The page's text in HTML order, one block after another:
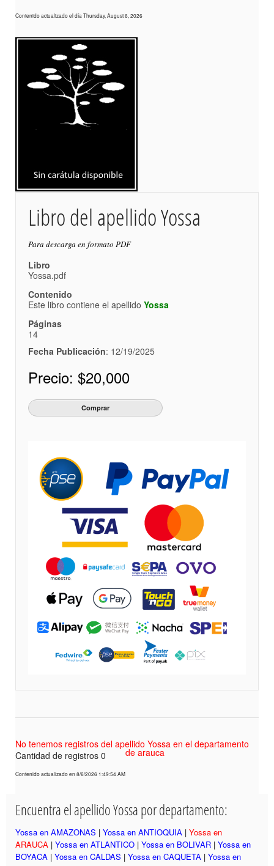
Contenido actualizado el día Thursday, August 6, 2026
Libro del apellido Yossa
Para descarga en formato PDF
Libro
Yossa.pdf
Contenido
Este libro contiene el apellido Yossa
Páginas
14
Fecha Publicación: 12/19/2025
Precio: $20,000
No tenemos registros del apellido Yossa en el departamento
de arauca
Cantidad de registros 0
Contenido actualizado en 8/6/2026 1:49:54 AM
Encuentra el apellido Yossa por departamento:
Yossa en AMAZONAS | Yossa en ANTIOQUIA | Yossa en
ARAUCA | Yossa en ATLANTICO | Yossa en BOLIVAR | Yossa en
BOYACA | Yossa en CALDAS | Yossa en CAQUETA | Yossa en